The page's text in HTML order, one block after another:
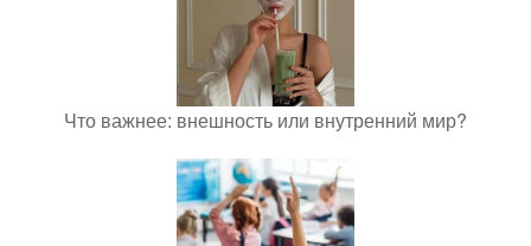
Что важнее: внешность или внутренний мир?